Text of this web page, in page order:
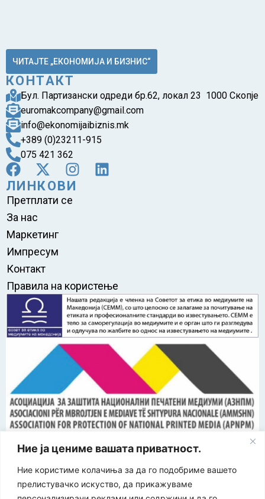
Ние ја цениме вашата приватност.
Ние користиме колачиња за да го подобриме вашето
прелистувачко искуство, да прикажуваме
ЧИТАЈТЕ „ЕКОНОМИЈА И БИЗНИС“
КОНТАКТ
Бул. Партизански одреди бр.62, локал 23 1000 Скопје
euromakcompany@gmail.com
info@ekonomijaibiznis.mk
+389 (0)23211-915
075 421 362
ЛИНКОВИ
Претплати се
За нас
Маркетинг
Импресум
Контакт
Правила на користење
“ЕУРО-МАК-КОМПАНИ” Д.О.О е членка на асоцијацијата
за заштита на печатени медиуми
2026Економија и Бизнис
| Developed by:Unet
Политика за приватност
Политика за колачиња